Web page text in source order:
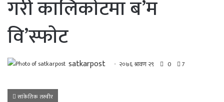
गरी कालिकाेटमा ब’म
वि’स्फाेट
satkarpost २०७६ श्रावण २९ 0 7
सांकेतिक तस्वीर